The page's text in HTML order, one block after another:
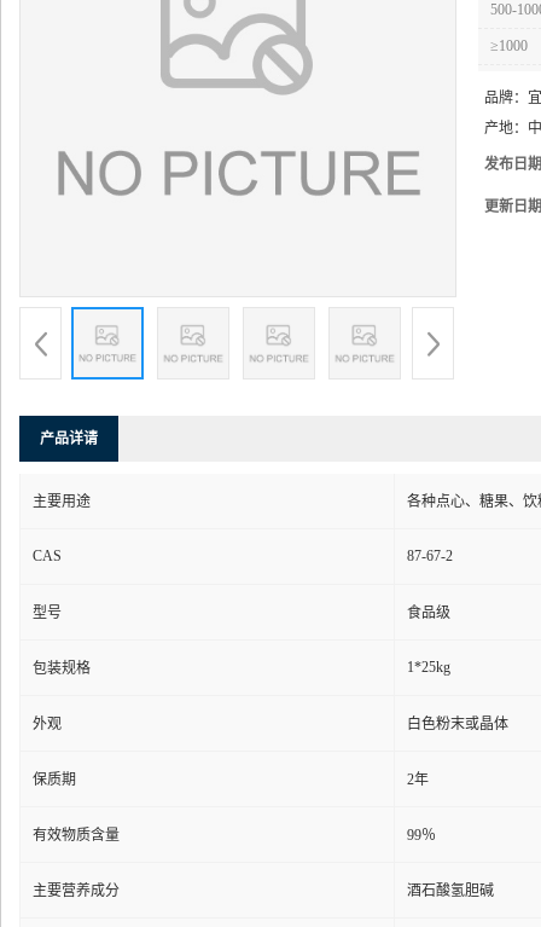
500-
≥1000
品牌：
产地：
发布日
更新日
产品详请
主要用途 各种点心、糖果、
CAS 87-67-2
型号 食品级
包装规格 1*25kg
外观 白色粉末或晶体
保质期 2年
有效物质含量 99％
主要营养成分 酒石酸氢胆碱